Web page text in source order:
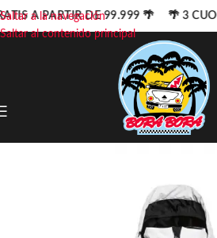
Saltar a la navegación
Saltar al contenido principal
A PARTIR DE 99.999 🌴 🌴 3